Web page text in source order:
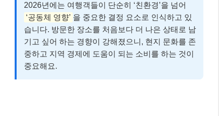
2026년에는 여행객들이 단순히 ‘친환경’을 넘어
‘공동체 영향’ 을 중요한 결정 요소로 인식하고 있
습니다. 방문한 장소를 처음보다 더 나은 상태로 남
기고 싶어 하는 경향이 강해졌으니, 현지 문화를 존
중하고 지역 경제에 도움이 되는 소비를 하는 것이
중요해요.